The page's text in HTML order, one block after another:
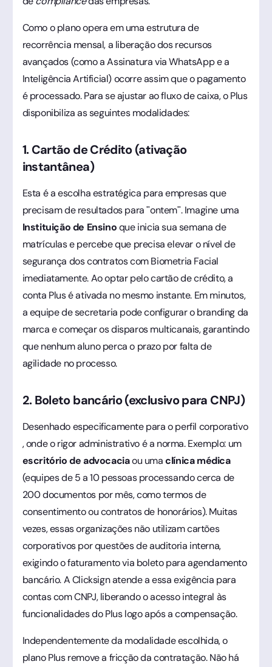
Como o plano opera em uma estrutura de
recorrência mensal, a liberação dos recursos
avançados (como a Assinatura via WhatsApp e a
Inteligência Artificial) ocorre assim que o pagamento
é processado. Para se ajustar ao fluxo de caixa, o Plus
disponibiliza as seguintes modalidades:
1. Cartão de Crédito (ativação
instantânea)
Esta é a escolha estratégica para empresas que
precisam de resultados para "ontem". Imagine uma
Instituição de Ensinoque inicia sua semana de
matrículas e percebe que precisa elevar o nível de
segurança dos contratos com Biometria Facial
imediatamente. Ao optar pelo cartão de crédito, a
conta Plus é ativada no mesmo instante. Em minutos,
a equipe de secretaria pode configurar o branding da
marca e começar os disparos multicanais, garantindo
que nenhum aluno perca o prazo por falta de
agilidade no processo.
2. Boleto bancário (exclusivo para CNPJ)
Desenhado especificamente para o perfil corporativo
, onde o rigor administrativo é a norma. Exemplo: um
escritório de advocaciaou umaclínica médica
(equipes de 5 a 10 pessoas processando cerca de
200 documentos por mês, como termos de
consentimento ou contratos de honorários). Muitas
vezes, essas organizações não utilizam cartões
corporativos por questões de auditoria interna,
exigindo o faturamento via boleto para agendamento
bancário. A Clicksign atende a essa exigência para
contas com CNPJ, liberando o acesso integral às
funcionalidades do Plus logo após a compensação.
Independentemente da modalidade escolhida, o
plano Plus remove a fricção da contratação. Não há